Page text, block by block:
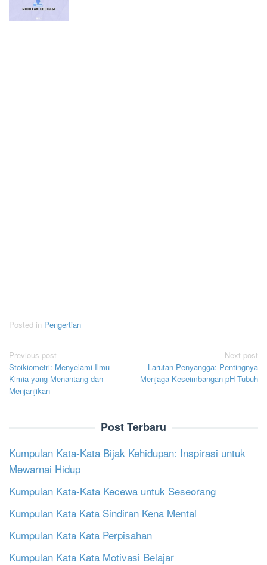
Posted in Pengertian
Post
navigation
Previous post
Stoikiometri: Menyelami Ilmu
Kimia yang Menantang dan
Menjanjikan
Next post
Larutan Penyangga: Pentingnya
Menjaga Keseimbangan pH Tubuh
Post Terbaru
Kumpulan Kata-Kata Bijak Kehidupan: Inspirasi untuk
Mewarnai Hidup
Kumpulan Kata-Kata Kecewa untuk Seseorang
Kumpulan Kata Kata Sindiran Kena Mental
Kumpulan Kata Kata Perpisahan
Kumpulan Kata Kata Motivasi Belajar